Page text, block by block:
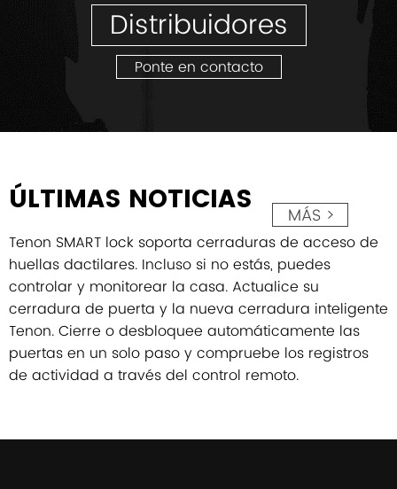
Distribuidores
Ponte en contacto
ÚLTIMAS NOTICIAS
Tenon SMART lock soporta cerraduras de acceso de
huellas dactilares. Incluso si no estás, puedes
controlar y monitorear la casa. Actualice su
cerradura de puerta y la nueva cerradura inteligente
Tenon. Cierre o desbloquee automáticamente las
puertas en un solo paso y compruebe los registros
de actividad a través del control remoto.
MÁS >